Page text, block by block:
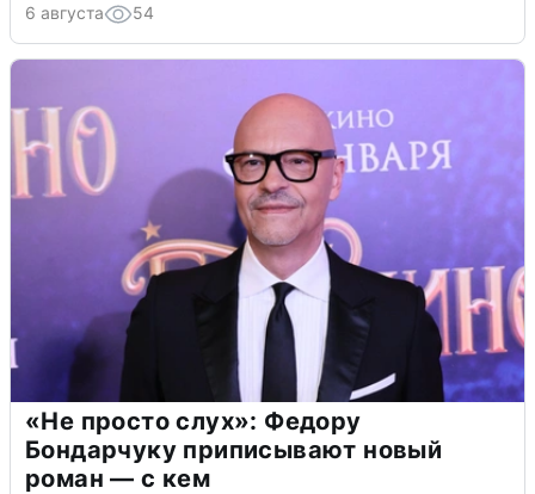
6 августа 54
«Не просто слух»: Федору
Бондарчуку приписывают новый
роман — с кем